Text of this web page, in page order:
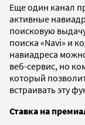
Еще один канал
активные
поисковую
поиска «Navi» и
навиадреса
веб-сервис, но
который
встраивать эту
Ставка на